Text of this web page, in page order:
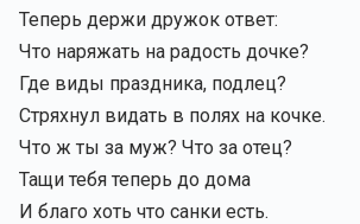
Теперь держи дружок ответ:
Что наряжать на радость дочке?
Где виды праздника, подлец?
Стряхнул видать в полях на кочке.
Что ж ты за муж? Что за отец?
Тащи тебя теперь до дома
И благо хоть что санки есть.